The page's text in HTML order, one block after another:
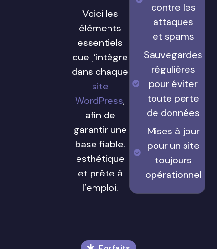
Voici les
éléments
essentiels
que j’intègre
dans chaque
site
WordPress,
afin de
garantir une
base fiable,
esthétique
et prête à
l’emploi.
contre les
attaques
et spams
Sauvegardes
régulières
pour éviter
toute perte
de données
Mises à jour
pour un site
toujours
opérationnel